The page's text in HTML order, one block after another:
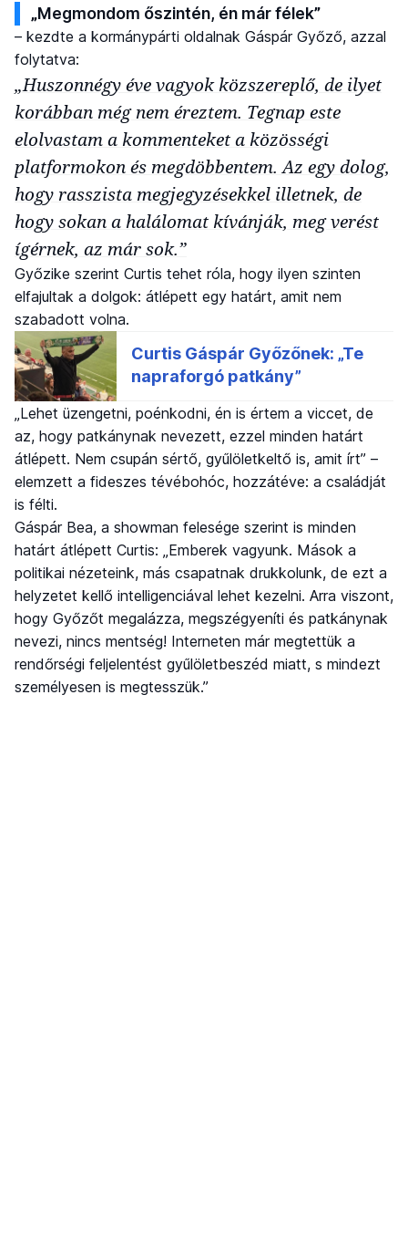
„Megmondom őszintén, én már félek”
– kezdte a kormánypárti oldalnak Gáspár Győző, azzal
folytatva:
„Huszonnégy éve vagyok közszereplő, de ilyet
korábban még nem éreztem. Tegnap este
elolvastam a kommenteket a közösségi
platformokon és megdöbbentem. Az egy dolog,
hogy rasszista megjegyzésekkel illetnek, de
hogy sokan a halálomat kívánják, meg verést
ígérnek, az már sok.”
Győzike szerint Curtis tehet róla, hogy ilyen szinten
elfajultak a dolgok: átlépett egy határt, amit nem
szabadott volna.
„Lehet üzengetni, poénkodni, én is értem a viccet, de
az, hogy patkánynak nevezett, ezzel minden határt
átlépett. Nem csupán sértő, gyűlöletkeltő is, amit írt” –
elemzett a fideszes tévébohóc, hozzátéve: a családját
is félti.
Gáspár Bea, a showman felesége szerint is minden
határt átlépett Curtis: „Emberek vagyunk. Mások a
politikai nézeteink, más csapatnak drukkolunk, de ezt a
helyzetet kellő intelligenciával lehet kezelni. Arra viszont,
hogy Győzőt megalázza, megszégyeníti és patkánynak
nevezi, nincs mentség! Interneten már megtettük a
rendőrségi feljelentést gyűlöletbeszéd miatt, s mindezt
személyesen is megtesszük.”